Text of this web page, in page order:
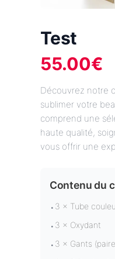
Test
55.00€
Découvrez notre
sublimer votre
comprend une
haute qualité,
vous offrir une
Contenu du
• 3 × Tube
• 3 × Oxydant
• 3 × Gants